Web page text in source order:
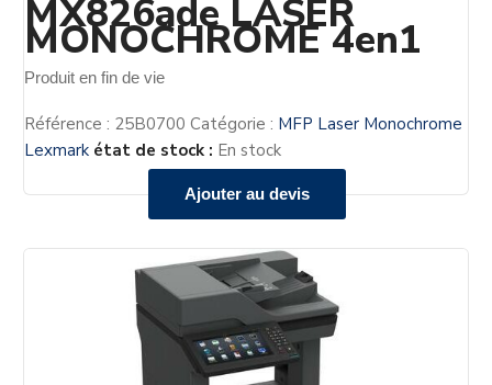
Ajouter au devis
MX826ade LASER
MONOCHROME 4en1
Produit en fin de vie
Référence : 25B0700 Catégorie : MFP Laser Monochrome
Lexmark état de stock : En stock